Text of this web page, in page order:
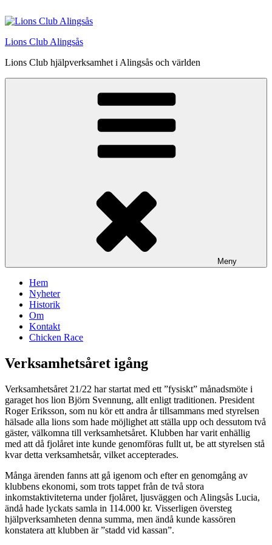
till
Lions Club Alingsås
Lions Club hjälpverksamhet i Alingsås och världen
Meny
Hem
Nyheter
Historik
Om
Kontakt
Chicken Race
Verksamhetsåret igång
Verksamhetsåret 21/22 har startat med ett ”fysiskt” månadsmöte i
garaget hos lion Björn Svennung, allt enligt traditionen. President
Roger Eriksson, som nu kör ett andra år tillsammans med styrelsen
hälsade alla lions som hade möjlighet att ställa upp och dessutom två
gäster, välkomna till verksamhetsåret. Klubben har varit enhällig
med att då fjolåret inte kunde genomföras fullt ut, be att styrelsen stå
kvar detta verksamhetsår, vilket accepterades.
Många ärenden fanns att gå igenom och efter en genomgång av
klubbens ekonomi, som trots tappet från de två stora
inkomstaktiviteterna under fjolåret, ljusväggen och Alingsås Lucia,
ändå hade lyckats samla in 114.000 kr. Visserligen översteg
hjälpverksamheten denna summa, men ändå kunde kassören
konstatera att klubben är ”stadd vid kassan”.